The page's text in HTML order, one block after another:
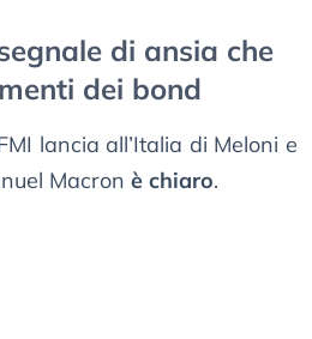
di ansia che
dei bond
lancia all’Italia di Meloni e
Macron è chiaro.